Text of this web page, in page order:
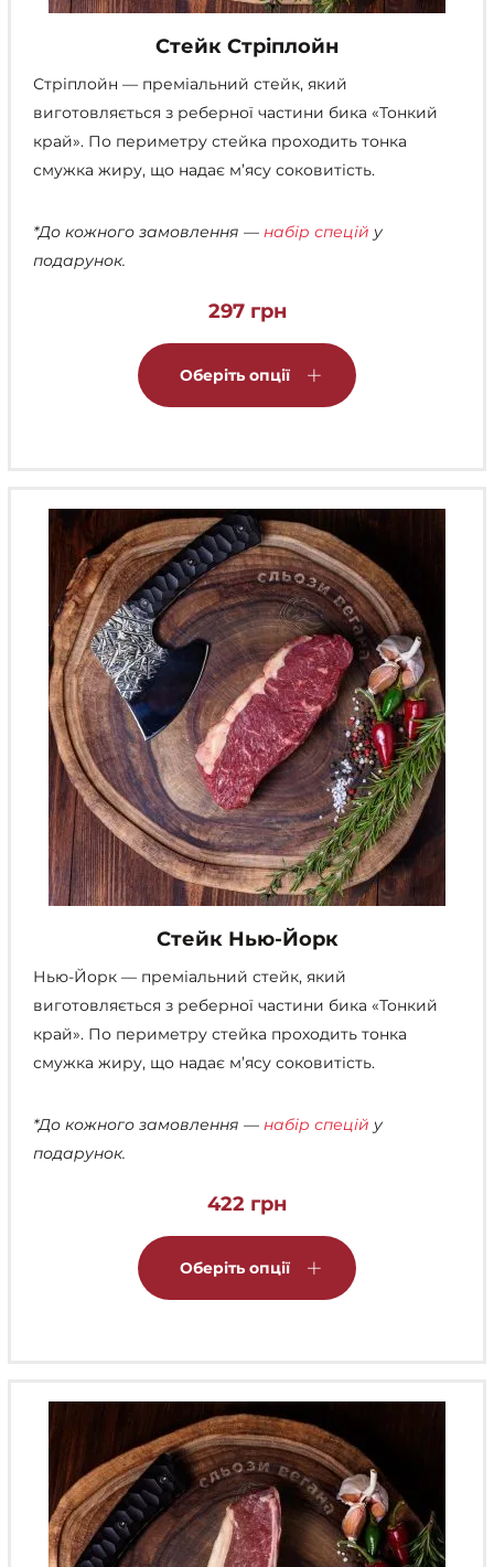
Стейк Стріплойн
Стріплойн — преміальний стейк, який
виготовляється з реберної частини бика «Тонкий
край». По периметру стейка проходить тонка
смужка жиру, що надає м’ясу соковитість.
*До кожного замовлення — набір спецій у
подарунок.
297 грн
Оберіть опції
можна
на
сторінці
товару
Стейк Нью-Йорк
Нью-Йорк — преміальний стейк, який
виготовляється з реберної частини бика «Тонкий
край». По периметру стейка проходить тонка
смужка жиру, що надає м’ясу соковитість.
*До кожного замовлення — набір спецій у
подарунок.
422 грн
Оберіть опції
можна
на
сторінці
товару